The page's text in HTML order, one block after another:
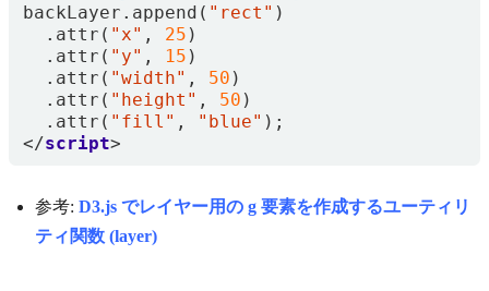
backLayer . append ( "rect" )
. attr ( "x" , 25 )
. attr ( "y" , 15 )
. attr ( "width" , 50 )
. attr ( "height" , 50 )
. attr ( "fill" , "blue" );
</script>
参考: D3.js でレイヤー用の g 要素を作成するユーティリ
ティ関数 (layer)